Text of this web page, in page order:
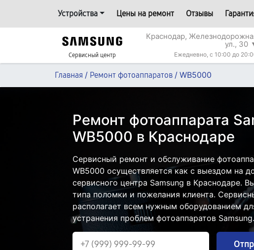
Устройства Цены на ремонт Отзывы
Сервисный центр
Краснодар,
ул., 30
Ежедневно, с 10:00 до
Главная / Ремонт фотоаппаратов / WB5000
Ремонт фотоаппарата
WB5000 в Краснодаре
Сервисный ремонт и обслуживание
WB5000 осуществляется как с выездом на
сервисного центра Samsung в Краснодаре.
типа поломки и пожелания клиента.
располагает всем нужным оборудованием
устранения проблем фотоаппаратов Samsung.